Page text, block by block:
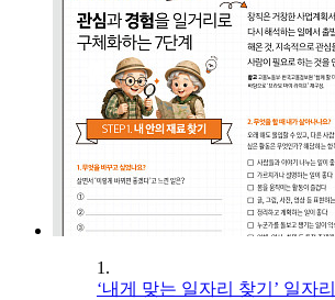
1.
‘내게 맞는 일자리 찾기’ 일자